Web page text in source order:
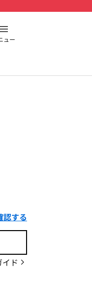
ュー
認する
ド